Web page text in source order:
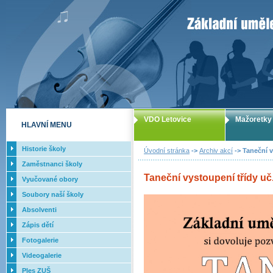
ZUŠ Letovice
Úvodní stránka -> Archiv akcí -> Taneční
Taneční vystoupení třídy
VDO Letovice Mažoretky
HLAVNÍ MENU
Historie školy
Zaměstnanci školy
Vyučované obory
Soubory naší školy
Absolventi
Zápis dětí
Fotogalerie
Videogalerie
Ples ZUŠ